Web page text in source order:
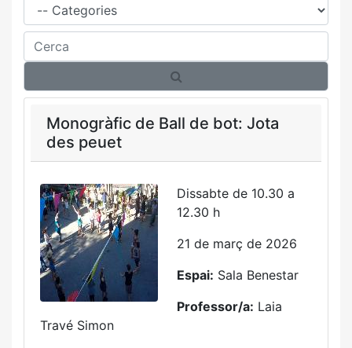
Cerca
Monogràfic de Ball de bot: Jota
des peuet
Dissabte de 10.30 a
12.30 h
21 de març de 2026
Espai: Sala Benestar
Professor/a: Laia
Travé Simon